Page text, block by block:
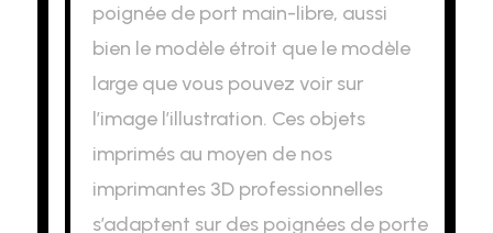
poignée de port main-libre, aussi
bien le modèle étroit que le modèle
large que vous pouvez voir sur
l’image l’illustration. Ces objets
imprimés au moyen de nos
imprimantes 3D professionnelles
s’adaptent sur des poignées de porte